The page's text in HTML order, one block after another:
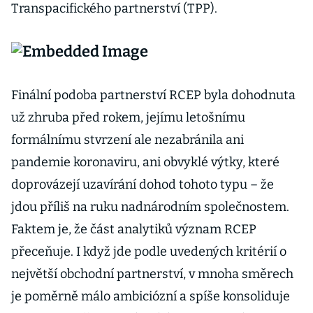
Transpacifického partnerství (TPP).
Finální podoba partnerství RCEP byla dohodnuta
už zhruba před rokem, jejímu letošnímu
formálnímu stvrzení ale nezabránila ani
pandemie koronaviru, ani obvyklé výtky, které
doprovázejí uzavírání dohod tohoto typu – že
jdou příliš na ruku nadnárodním společnostem.
Faktem je, že část analytiků význam RCEP
přeceňuje. I když jde podle uvedených kritérií o
největší obchodní partnerství, v mnoha směrech
je poměrně málo ambiciózní a spíše konsoliduje